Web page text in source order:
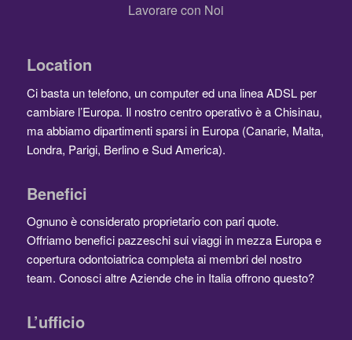
Lavorare con Noi
Location
Ci basta un telefono, un computer ed una linea ADSL per
cambiare l’Europa. Il nostro centro operativo è a Chisinau,
ma abbiamo dipartimenti sparsi in Europa (Canarie, Malta,
Londra, Parigi, Berlino e Sud America).
Benefici
Ognuno è considerato proprietario con pari quote.
Offriamo benefici pazzeschi sui viaggi in mezza Europa e
copertura odontoiatrica completa ai membri del nostro
team. Conosci altre Aziende che in Italia offrono questo?
L’ufficio